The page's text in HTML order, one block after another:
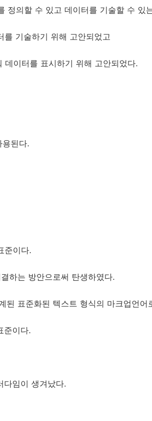
의할 수 있고 데이터를 기술할 수 있
를 기술하기 위해 고안되었고
이터를 표시하기 위해 고안되었다.
된다.
준이다.
하는 방안으로써 탄생하였다.
된 표준화된 텍스트 형식의 마크업언어
준이다.
다임이 생겨났다.